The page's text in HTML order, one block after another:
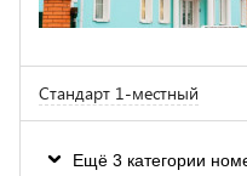
Стандарт 1-местный
Ещё 3 категории